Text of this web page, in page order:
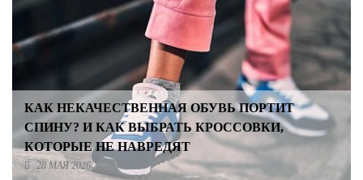
КАК НЕКАЧЕСТВЕННАЯ ОБУВЬ ПОРТИТ
СПИНУ? И КАК ВЫБРАТЬ КРОССОВКИ,
КОТОРЫЕ НЕ НАВРЕДЯТ
28 МАЯ 2026